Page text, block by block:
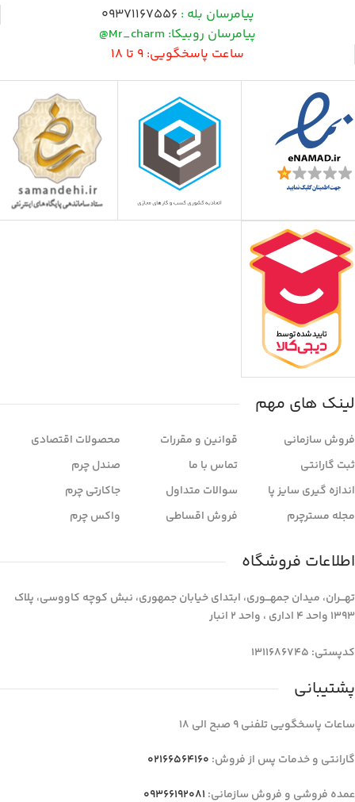
پیامرسان بله : 09371167556
پیامرسان روبیکا: Mr_charm@
ساعت پاسخگویی: 9 تا 18
لینک های مهم
فروش سازمانی
ثبت گارانتی
اندازه گیری سایز پا
مجله مسترچرم
قوانین و مقررات
تماس با ما
سوالات متداول
فروش اقساطی
محصولات اقتصادی
صندل چرم
جاکارتی چرم
واکس چرم
اطلاعات فروشگاه
تهـــران، میدان جمهـــوری، ابتدای خیابان جمهوری، نبش کوچه کاووسی، پلاک
1393 واحد 4 اداری ، واحد 2 انبار
کدپستی: 1311686745
پشتیبانی
ساعات پاسخگویی تلفنی 9 صبح الی 18
گارانتی و خدمات پس از فروش: 02166564160
عمده فروشی و فروش سازمانی: 09366192081